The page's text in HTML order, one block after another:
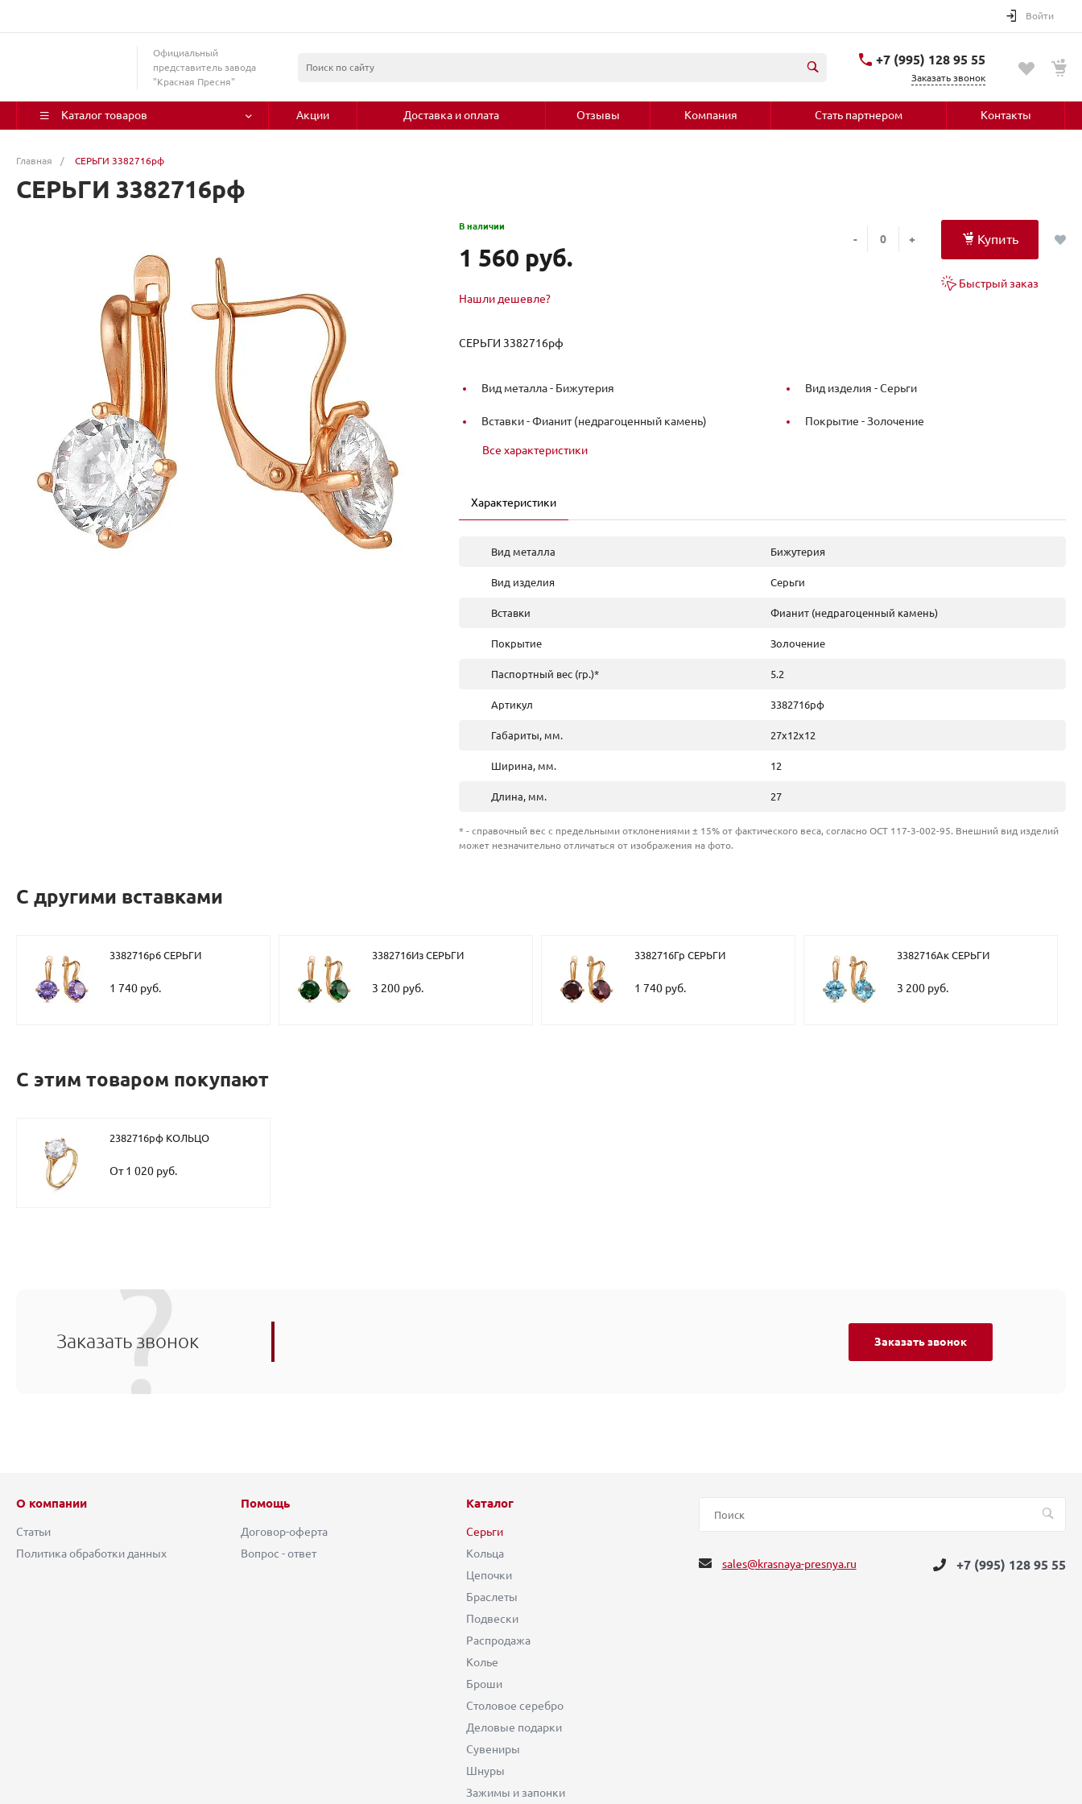
Войти
Официальный
представитель завода
"Красная Пресня"
+7 (995) 128 95 55
Заказать звонок
Каталог товаров Акции Доставка и оплата Отзывы Компания Стать партнером Контакты
Главная / СЕРЬГИ 3382716рф
СЕРЬГИ 3382716рф
В наличии
1 560 руб.
Нашли дешевле?
- + Купить
Быстрый заказ
СЕРЬГИ 3382716рф
Вид металла - Бижутерия Вид изделия -Серьги
Вставки -Фианит (недрагоценный камень) Покрытие -Золочение
Все характеристики
Характеристики
Вид металла Бижутерия
Вид изделия Серьги
Вставки Фианит (недрагоценный камень)
Покрытие Золочение
Паспортный вес (гр.)* 5.2
Артикул 3382716рф
Габариты, мм. 27х12х12
Ширина, мм. 12
Длина, мм. 27
* - справочный вес с предельными отклонениями ± 15% от фактического веса, согласно ОСТ 117-3-002-95. Внешний вид изделий
может незначительно отличаться от изображения на фото.
С другими вставками
3382716р6 СЕРЬГИ
1 740 руб.
3382716Из СЕРЬГИ
3 200 руб.
3382716Гр СЕРЬГИ
1 740 руб.
3382716Ак СЕРЬГИ
3 200 руб.
С этим товаром покупают
2382716рф КОЛЬЦО
От 1 020 руб.
Заказать звонок Заказать звонок
О компании
Статьи
Политика обработки данных
Помощь
Договор-оферта
Вопрос - ответ
Каталог
Серьги
Кольца
Цепочки
Браслеты
Подвески
Распродажа
Колье
Броши
Столовое серебро
Деловые подарки
Сувениры
Шнуры
Зажимы и запонки
sales@krasnaya-presnya.ru +7 (995) 128 95 55